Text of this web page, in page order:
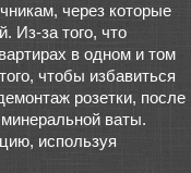
через которые
Из-за того, что
в одном и том
чтобы избавиться
розетки, после
ваты.
используя